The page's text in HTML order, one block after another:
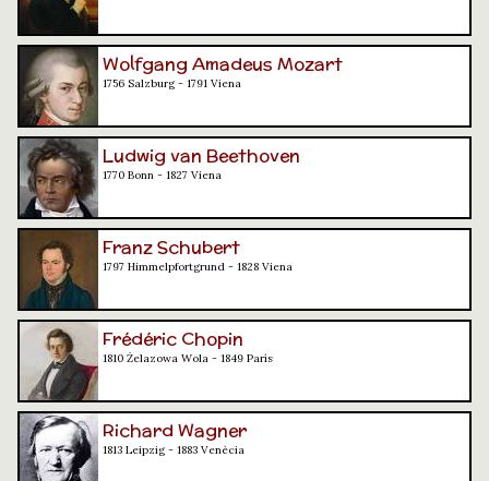
Wolfgang Amadeus Mozart
1756 Salzburg - 1791 Viena
Ludwig van Beethoven
1770 Bonn - 1827 Viena
Franz Schubert
1797 Himmelpfortgrund - 1828 Viena
Frédéric Chopin
1810 Żelazowa Wola - 1849 París
Richard Wagner
1813 Leipzig - 1883 Venècia